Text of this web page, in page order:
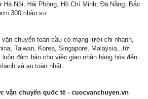
Hà Nội, Hải Phòng, Hồ Chí Minh, Đà Nẵng, Bắc
300 nhân sự
chuyển toàn cầu có mạng lưới chi nhánh,
Taiwan, Korea, Singapore, Malaysia...tới
đảm bảo cho việc giao nhận hàng hóa đến
và an toàn nhất.
vận chuyển quốc tế - cuocvanchuyen.vn